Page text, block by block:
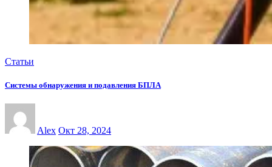
Статьи
Системы обнаружения и подавления БПЛА
Alex Окт 28, 2024